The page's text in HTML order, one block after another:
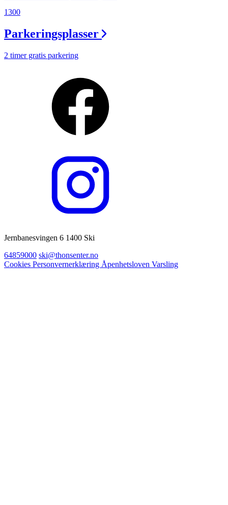
1300
Parkeringsplasser
2 timer gratis parkering
Jernbanesvingen 6 1400 Ski
64859000 ski@thonsenter.no
Cookies Personvernerklæring Åpenhetsloven Varsling